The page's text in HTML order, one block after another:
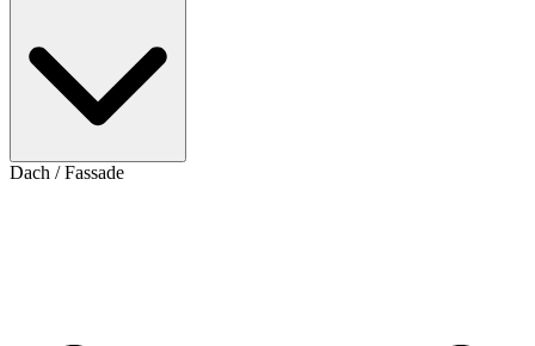
Dach / Fassade